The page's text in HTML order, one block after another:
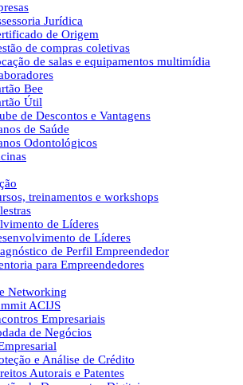
Jurídica
de Origem
de compras coletivas
de salas e equipamentos multimídia
Bee
Útil
de Descontos e Vantagens
de Saúde
Odontológicos
treinamentos e workshops
de Líderes
de Líderes
de Perfil Empreendedor
para Empreendedores
Networking
ACIJS
Empresariais
de Negócios
e Análise de Crédito
Autorais e Patentes